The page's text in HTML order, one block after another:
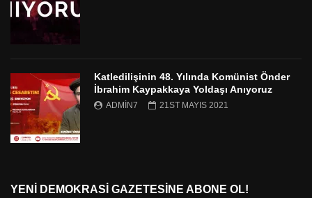
Katledilişinin 48. Yılında Komünist Önder
İbrahim Kaypakkaya Yoldaşı Anıyoruz
ADMIN7 21ST MAYIS 2021
YENI DEMOKRASI GAZETESINE ABONE OL!